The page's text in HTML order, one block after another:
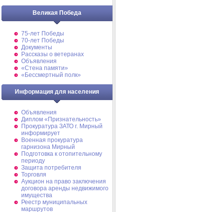
Великая Победа
75-лет Победы
70-лет Победы
Документы
Рассказы о ветеранах
Объявления
«Стена памяти»
«Бессмертный полк»
Информация для населения
Объявления
Диплом «Признательность»
Прокуратура ЗАТО г. Мирный
информирует
Военная прокуратура
гарнизона Мирный
Подготовка к отопительному
периоду
Защита потребителя
Торговля
Аукцион на право заключения
договора аренды недвижимого
имущества
Реестр муниципальных
маршрутов